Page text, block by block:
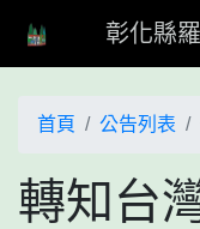
彰化縣
首頁 公告列表
轉知台